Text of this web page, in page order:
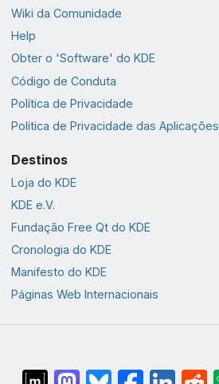
Wiki da Comunidade
Help
Obter o 'Software' do KDE
Código de Conduta
Política de Privacidade
Política de Privacidade das Aplicações
Destinos
Loja do KDE
KDE e.V.
Fundação Free Qt do KDE
Cronologia do KDE
Manifesto do KDE
Páginas Web Internacionais